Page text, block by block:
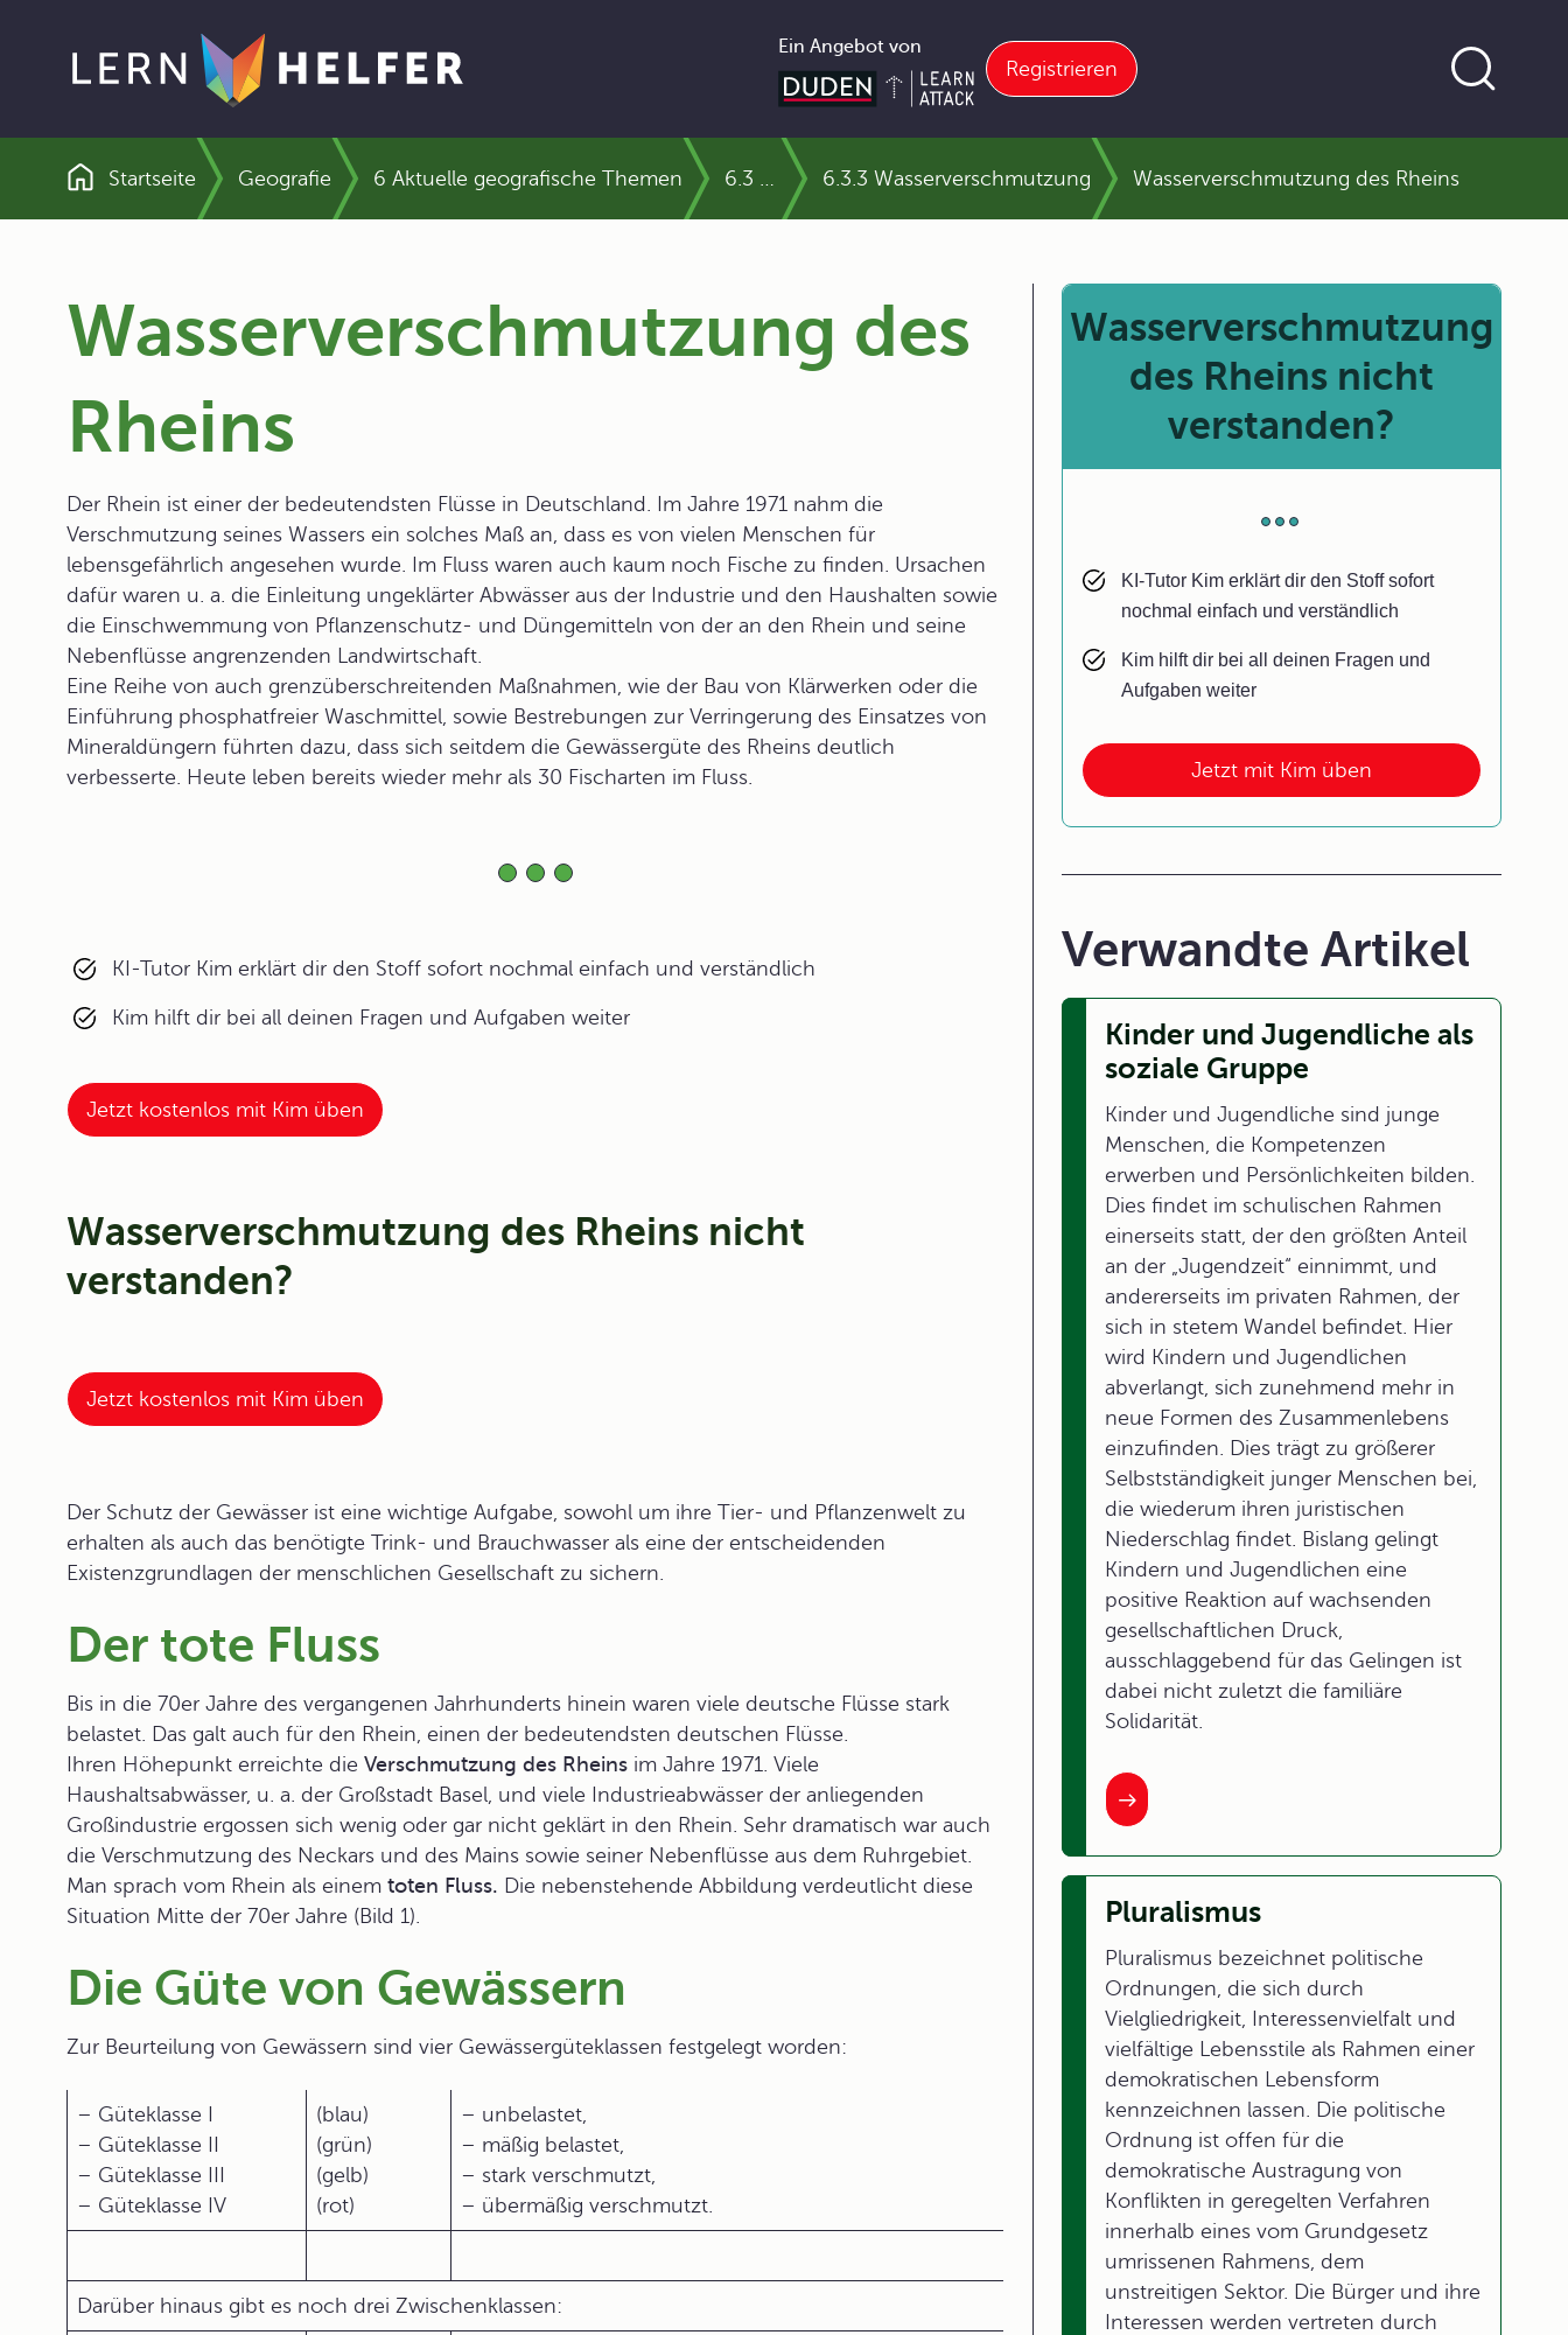
Ein Angebot von
Registrieren
Pfadnavigation
Startseite Geografie 6 Aktuelle geografische Themen 6.3.3 Wasserverschmutzung Wasserverschmutzung des Rheins
Wasserverschmutzung des
Rheins
Der Rhein ist einer der bedeutendsten Flüsse in Deutschland. Im Jahre 1971 nahm die
Verschmutzung seines Wassers ein solches Maß an, dass es von vielen Menschen für
lebensgefährlich angesehen wurde. Im Fluss waren auch kaum noch Fische zu finden. Ursachen
dafür waren u. a. die Einleitung ungeklärter Abwässer aus der Industrie und den Haushalten sowie
die Einschwemmung von Pflanzenschutz- und Düngemitteln von der an den Rhein und seine
Nebenflüsse angrenzenden Landwirtschaft.
Eine Reihe von auch grenzüberschreitenden Maßnahmen, wie der Bau von Klärwerken oder die
Einführung phosphatfreier Waschmittel, sowie Bestrebungen zur Verringerung des Einsatzes von
Mineraldüngern führten dazu, dass sich seitdem die Gewässergüte des Rheins deutlich
verbesserte. Heute leben bereits wieder mehr als 30 Fischarten im Fluss.
KI-Tutor Kim erklärt dir den Stoff sofort nochmal einfach und verständlich
Kim hilft dir bei all deinen Fragen und Aufgaben weiter
Jetzt kostenlos mit Kim üben
Wasserverschmutzung des Rheins nicht
verstanden?
Jetzt kostenlos mit Kim üben
Der Schutz der Gewässer ist eine wichtige Aufgabe, sowohl um ihre Tier- und Pflanzenwelt zu
erhalten als auch das benötigte Trink- und Brauchwasser als eine der entscheidenden
Existenzgrundlagen der menschlichen Gesellschaft zu sichern.
Der tote Fluss
Bis in die 70er Jahre des vergangenen Jahrhunderts hinein waren viele deutsche Flüsse stark
belastet. Das galt auch für den Rhein, einen der bedeutendsten deutschen Flüsse.
Ihren Höhepunkt erreichte die Verschmutzung des Rheins im Jahre 1971. Viele
Haushaltsabwässer, u. a. der Großstadt Basel, und viele Industrieabwässer der anliegenden
Großindustrie ergossen sich wenig oder gar nicht geklärt in den Rhein. Sehr dramatisch war auch
die Verschmutzung des Neckars und des Mains sowie seiner Nebenflüsse aus dem Ruhrgebiet.
Man sprach vom Rhein als einem toten Fluss. Die nebenstehende Abbildung verdeutlicht diese
Situation Mitte der 70er Jahre (Bild 1).
Die Güte von Gewässern
Zur Beurteilung von Gewässern sind vier Gewässergüteklassen festgelegt worden:
– Güteklasse I
– Güteklasse II
– Güteklasse III
– Güteklasse IV
(blau)
(grün)
(gelb)
(rot)
– unbelastet,
– mäßig belastet,
– stark verschmutzt,
– übermäßig verschmutzt.
Darüber hinaus gibt es noch drei Zwischenklassen:
Jetzt mit Kim üben
Wasserverschmutzung
des Rheins nicht
verstanden?
KI-Tutor Kim erklärt dir den Stoff sofort
nochmal einfach und verständlich
Kim hilft dir bei all deinen Fragen und
Aufgaben weiter
Verwandte Artikel
Kinder und Jugendliche als
soziale Gruppe
Kinder und Jugendliche sind junge
Menschen, die Kompetenzen
erwerben und Persönlichkeiten bilden.
Dies findet im schulischen Rahmen
einerseits statt, der den größten Anteil
an der „Jugendzeit“ einnimmt, und
andererseits im privaten Rahmen, der
sich in stetem Wandel befindet. Hier
wird Kindern und Jugendlichen
abverlangt, sich zunehmend mehr in
neue Formen des Zusammenlebens
einzufinden. Dies trägt zu größerer
Selbstständigkeit junger Menschen bei,
die wiederum ihren juristischen
Niederschlag findet. Bislang gelingt
Kindern und Jugendlichen eine
positive Reaktion auf wachsenden
gesellschaftlichen Druck,
ausschlaggebend für das Gelingen ist
dabei nicht zuletzt die familiäre
Solidarität.
Pluralismus
Pluralismus bezeichnet politische
Ordnungen, die sich durch
Vielgliedrigkeit, Interessenvielfalt und
vielfältige Lebensstile als Rahmen einer
demokratischen Lebensform
kennzeichnen lassen. Die politische
Ordnung ist offen für die
demokratische Austragung von
Konflikten in geregelten Verfahren
innerhalb eines vom Grundgesetz
umrissenen Rahmens, dem
unstreitigen Sektor. Die Bürger und ihre
Interessen werden vertreten durch